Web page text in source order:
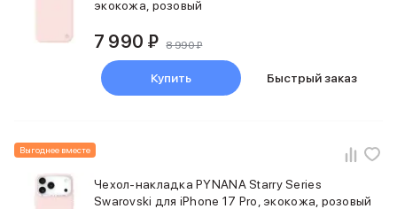
экокожа, розовый
7 990 ₽ 8 990 ₽
Купить Быстрый заказ
Выгоднее вместе
Чехол-накладка PYNANA Starry Series
Swarovski для iPhone 17 Pro, экокожа, розовый